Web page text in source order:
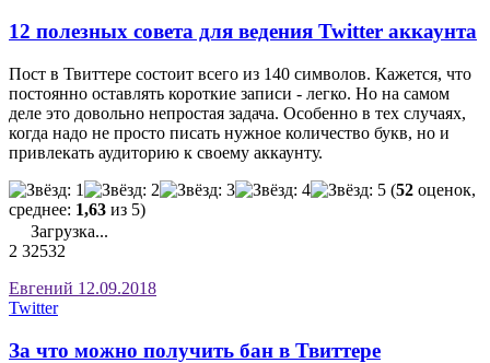
12 полезных совета для ведения Twitter аккаунта
Пост в Твиттере состоит всего из 140 символов. Кажется, что
постоянно оставлять короткие записи - легко. Но на самом
деле это довольно непростая задача. Особенно в тех случаях,
когда надо не просто писать нужное количество букв, но и
привлекать аудиторию к своему аккаунту.
(52 оценок,
среднее: 1,63 из 5)
Загрузка...
2 32532
Евгений 12.09.2018
Twitter
За что можно получить бан в Твиттере